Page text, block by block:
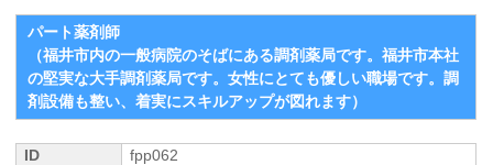
パート薬剤師
（福井市内の一般病院のそばにある調剤薬局です。福井市本社
の堅実な大手調剤薬局です。女性にとても優しい職場です。調
剤設備も整い、着実にスキルアップが図れます）
ID
fpp062